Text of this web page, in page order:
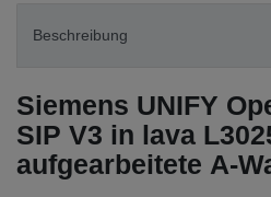
Beschreibung
Siemens UNIFY
SIP V3 in lava
aufgearbeitete A-